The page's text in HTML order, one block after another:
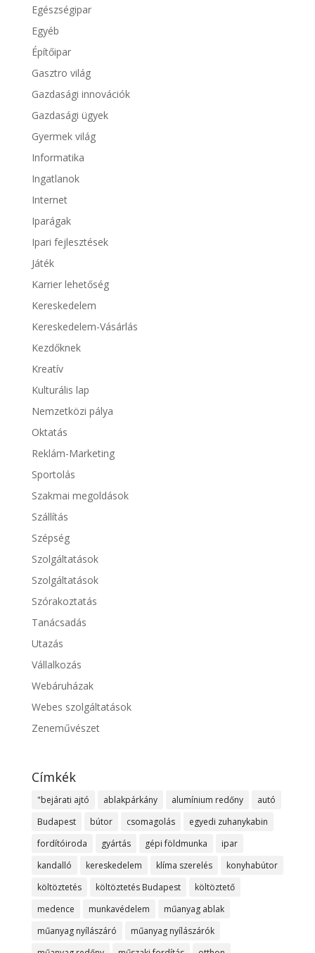
Egészségipar
Egyéb
Építőipar
Gasztro világ
Gazdasági innovációk
Gazdasági ügyek
Gyermek világ
Informatika
Ingatlanok
Internet
Iparágak
Ipari fejlesztések
Játék
Karrier lehetőség
Kereskedelem
Kereskedelem-Vásárlás
Kezdőknek
Kreatív
Kulturális lap
Nemzetközi pálya
Oktatás
Reklám-Marketing
Sportolás
Szakmai megoldások
Szállítás
Szépség
Szolgáltatások
Szolgáltatások
Szórakoztatás
Tanácsadás
Utazás
Vállalkozás
Webáruházak
Webes szolgáltatások
Zeneművészet
Címkék
"bejárati ajtó ablakpárkány alumínium redőny
autó
Budapest
bútor csomagolás
egyedi zuhanykabin
fordítóiroda
gyártás gépi földmunka
ipar
kandalló
kereskedelem klíma szerelés
konyhabútor
költöztetés
költöztetés Budapest
költöztető
medence
munkavédelem
műanyag ablak
műanyag nyílászáró
műanyag nyílászárók